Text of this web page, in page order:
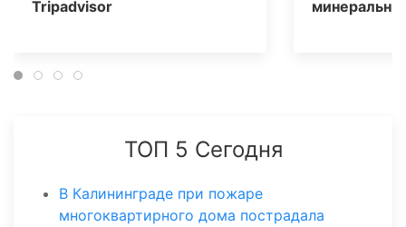
Tripаdvisor
ТОП 5 Сегодня
В Калининграде при пожаре
многоквартирного дома пострадала